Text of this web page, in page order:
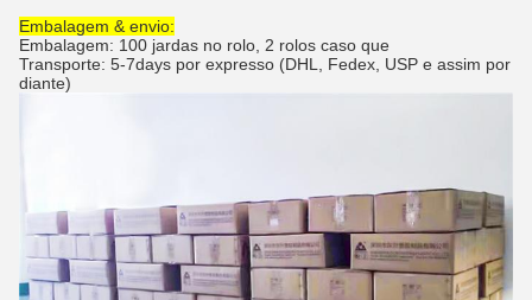
Embalagem & envio:
Embalagem: 100 jardas no rolo, 2 rolos caso que
Transporte: 5-7days por expresso (DHL, Fedex, USP e assim por
diante)